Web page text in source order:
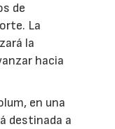
de
La
la
hacia
en una
destinada a